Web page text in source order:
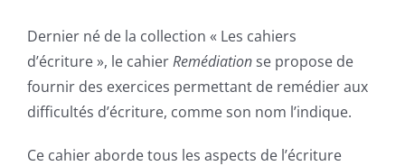
Dernier né de la collection « Les cahiers
d’écriture », le cahierRemédiationse propose de
fournir des exercices permettant de remédier aux
difficultés d’écriture, comme son nom l’indique.
Ce cahier aborde tous les aspects de l’écriture